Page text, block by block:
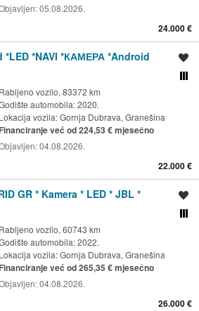
05.08.2026.
24.000 €
*LED *NAVI *КАМЕРА *Android
Rabljeno vozilo, 83372 km
automobila: 2020.
Lokacija vozila:Gornja Dubrava, Granešina
Financiranje već od 224,53 € mjesečno
04.08.2026.
22.000 €
GR * Kamera * LED * JBL *
Rabljeno vozilo, 60743 km
automobila: 2022.
Lokacija vozila:Gornja Dubrava, Granešina
Financiranje već od 265,35 € mjesečno
04.08.2026.
26.000 €